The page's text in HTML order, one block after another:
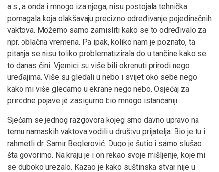
a.s., a onda i mnogo iza njega, nisu postojala tehnička
pomagala koja olakšavaju precizno određivanje pojedinačnih
vaktova. Možemo samo zamisliti kako se to određivalo za
npr. oblačna vremena. Pa ipak, koliko nam je poznato, ta
pitanja se nisu toliko problematizirala do u tančine kako se
to danas čini. Vjernici su više bili okrenuti prirodi nego
uređajima. Više su gledali u nebo i svijet oko sebe nego
kako mi više gledamo u ekrane nego nebo. Osjećaj za
prirodne pojave je zasigurno bio mnogo istančaniji.
Sjećam se jednog razgovora kojeg smo davno upravo na
temu namaskih vaktova vodili u društvu prijatelja. Bio je tu i
rahmetli dr. Samir Beglerović. Dugo je šutio i samo slušao
šta govorimo. Na kraju je i on rekao svoje mišljenje, koje mi
se duboko urezalo. Kazao je kako suštinska stvar nije u